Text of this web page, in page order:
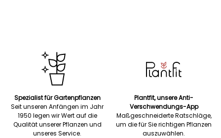
Spezialist für Gartenpflanzen
Seit unseren Anfängen im Jahr
1950 legen wir Wert auf die
Qualität unserer Pflanzen und
unseres Service.
Plantfit, unsere Anti-
Verschwendungs-App
Maßgeschneiderte Ratschläge,
um die für Sie richtigen Pflanzen
auszuwählen.